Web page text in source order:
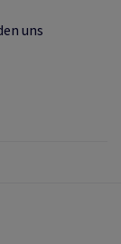
uns